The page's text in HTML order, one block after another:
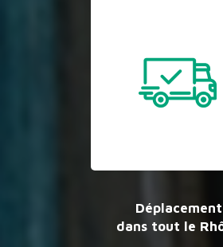
Déplacement
dans tout le